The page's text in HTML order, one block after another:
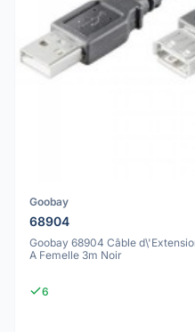
Goobay
68904
Goobay 68904 Câble
A Femelle 3m Noir
6